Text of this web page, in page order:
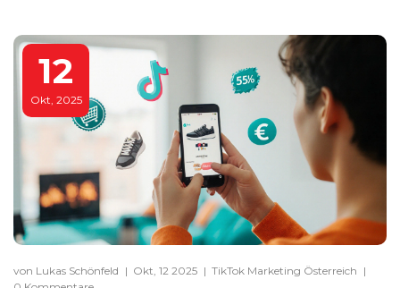
12
Okt, 2025
von Lukas Schönfeld | Okt, 12 2025 | TikTok Marketing Österreich |